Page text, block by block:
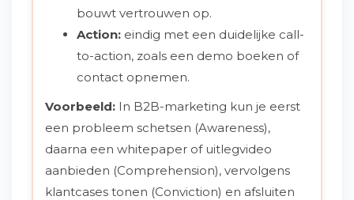
bouwt vertrouwen op.
Action: eindig met een duidelijke call-
to-action, zoals een demo boeken of
contact opnemen.
Voorbeeld: In B2B-marketing kun je eerst
een probleem schetsen (Awareness),
daarna een whitepaper of uitlegvideo
aanbieden (Comprehension), vervolgens
klantcases tonen (Conviction) en afsluiten